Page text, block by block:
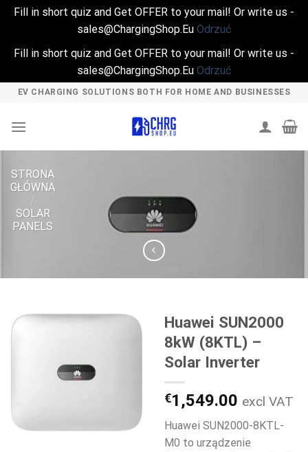
Fill in short quiz and Get OFFER to your mail! Or write us -
sales@ChargingShop.Eu Odrzuć
Fill in short quiz and Get OFFER to your mail! Or write us -
sales@ChargingShop.Eu Odrzuć
Skip
content
EV CHARGING SOLUTIONS BOTH FOR HOME AND BUSINESSES
STRONA
GŁÓWNA
/
SOLAR
PANELS
Huawei SUN2000
8kW (8KTL) –
Solar Inverter
€1,549.00 excl VAT
Huawei SUN2000-8KTL-
M0 to urządzenie